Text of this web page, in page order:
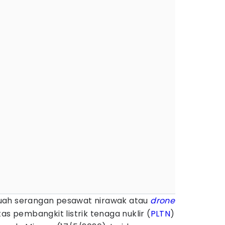
serangan pesawat nirawak atau drone
pembangkit listrik tenaga nuklir (PLTN)